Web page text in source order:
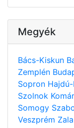
Megyék
Bács-Kiskun
Zemplén
Sopron
Szolnok
Somogy
Veszprém Zala